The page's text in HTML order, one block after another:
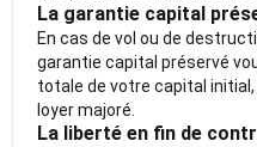
La garantie capital
En cas de vol ou de
garantie capital préservé
totale de votre capital
loyer majoré.
La liberté en fin de